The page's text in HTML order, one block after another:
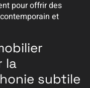
pour offrir des
et
la
subtile